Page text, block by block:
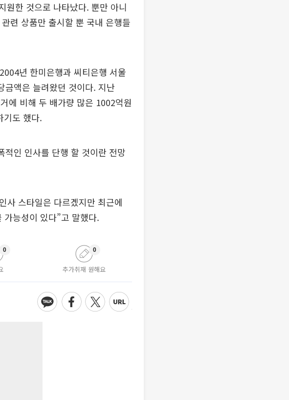
원한 것으로 나타났다. 뿐만 아니
련 상품만 출시할 뿐 국내 은행들
년 한미은행과 씨티은행 서울
금액은 늘려왔던 것이다. 지난
에 비해 두 배가량 많은 1002억원
기도 했다.
적인 인사를 단행 할 것이란 전망
사 스타일은 다르겠지만 최근에
능성이 있다”고 말했다.
0
추가취재 원해요
0